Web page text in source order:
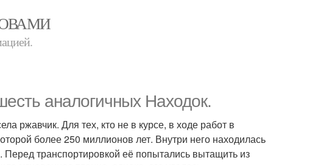
аналогичных Находок.
ржавчик. Для тех, кто не в курсе, в ходе работ в
более 250 миллионов лет. Внутри него находилась
транспортировкой её попытались вытащить из